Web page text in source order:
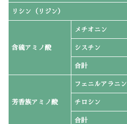
リシン（リジン）
含硫アミノ酸
メチオニン
シスチン
合計
芳香族アミノ酸
フェニルアラニン
チロシン
合計